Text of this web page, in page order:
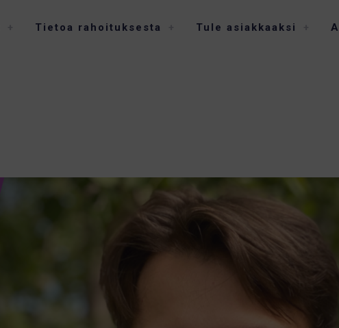
Tietoa rahoituksesta Tule asiakkaaksi